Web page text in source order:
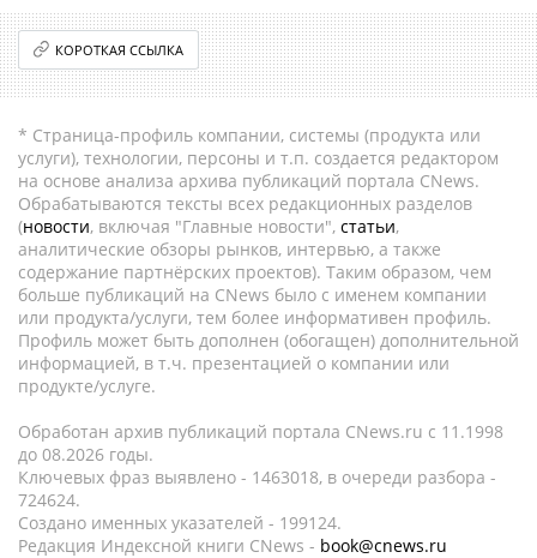
КОРОТКАЯ ССЫЛКА
* Страница-профиль компании, системы (продукта или
услуги), технологии, персоны и т.п. создается редактором
на основе анализа архива публикаций портала CNews.
Обрабатываются тексты всех редакционных разделов
(новости, включая "Главные новости", статьи,
аналитические обзоры рынков, интервью, а также
содержание партнёрских проектов). Таким образом, чем
больше публикаций на CNews было с именем компании
или продукта/услуги, тем более информативен профиль.
Профиль может быть дополнен (обогащен) дополнительной
информацией, в т.ч. презентацией о компании или
продукте/услуге.
Обработан архив публикаций портала CNews.ru c 11.1998
до 08.2026 годы.
Ключевых фраз выявлено - 1463018, в очереди разбора -
724624.
Создано именных указателей - 199124.
Редакция Индексной книги CNews - book@cnews.ru